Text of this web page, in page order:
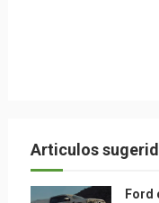
Articulos
Ford